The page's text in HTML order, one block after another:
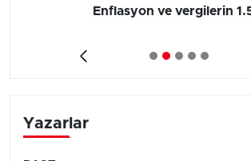
Enflasyon ve vergilerin
Yazarlar